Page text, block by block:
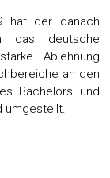
hat der danach
das deutsche
Ablehnung
an den
Bachelors und
umgestellt.